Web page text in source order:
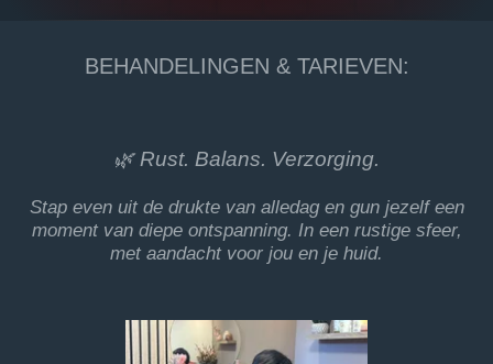
BEHANDELINGEN & TARIEVEN:
🌿 Rust. Balans. Verzorging.
Stap even uit de drukte van alledag en gun jezelf een
moment van diepe ontspanning. In een rustige sfeer,
met aandacht voor jou en je huid.